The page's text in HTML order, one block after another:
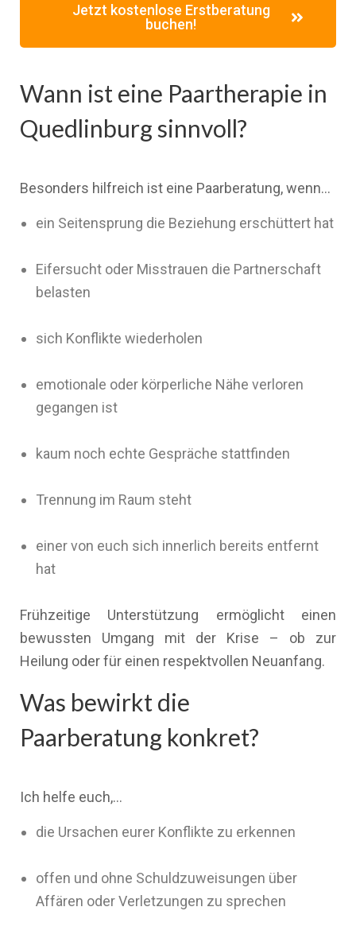
Jetzt kostenlose Erstberatung
buchen!
Wann ist eine Paartherapie in
Quedlinburg sinnvoll?
Besonders hilfreich ist eine Paarberatung, wenn…
ein Seitensprung die Beziehung erschüttert hat
Eifersucht oder Misstrauen die Partnerschaft
belasten
sich Konflikte wiederholen
emotionale oder körperliche Nähe verloren
gegangen ist
kaum noch echte Gespräche stattfinden
Trennung im Raum steht
einer von euch sich innerlich bereits entfernt
hat
Frühzeitige Unterstützung ermöglicht einen
bewussten Umgang mit der Krise – ob zur
Heilung oder für einen respektvollen Neuanfang.
Was bewirkt die
Paarberatung konkret?
Ich helfe euch,…
die Ursachen eurer Konflikte zu erkennen
offen und ohne Schuldzuweisungen über
Affären oder Verletzungen zu sprechen